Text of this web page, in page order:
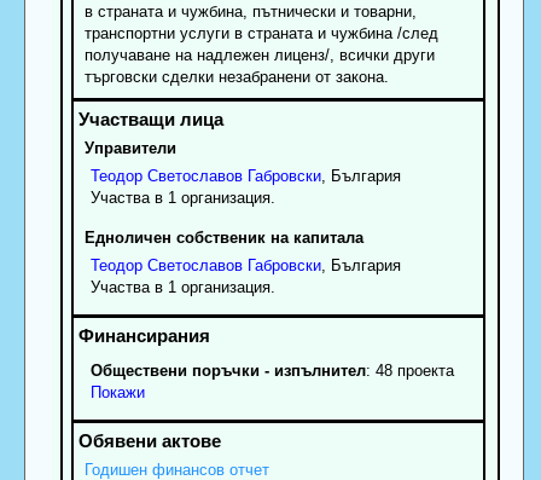
в страната и чужбина, пътнически и товарни,
транспортни услуги в страната и чужбина /след
получаване на надлежен лиценз/, всички други
търговски сделки незабранени от закона.
Управители
Теодор Светославов Габровски, България
Участва в 1 организация.
Едноличен собственик на капитала
Теодор Светославов Габровски, България
Участва в 1 организация.
Обществени поръчки - изпълнител: 48 проекта
Покажи
Годишен финансов отчет